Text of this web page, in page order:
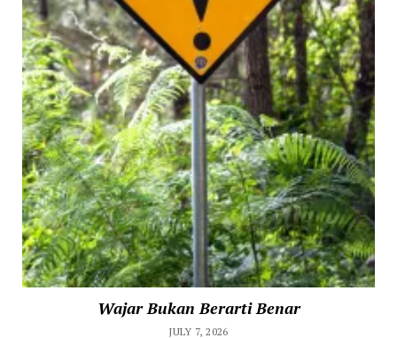
Wajar Bukan Berarti Benar
JULY 7, 2026